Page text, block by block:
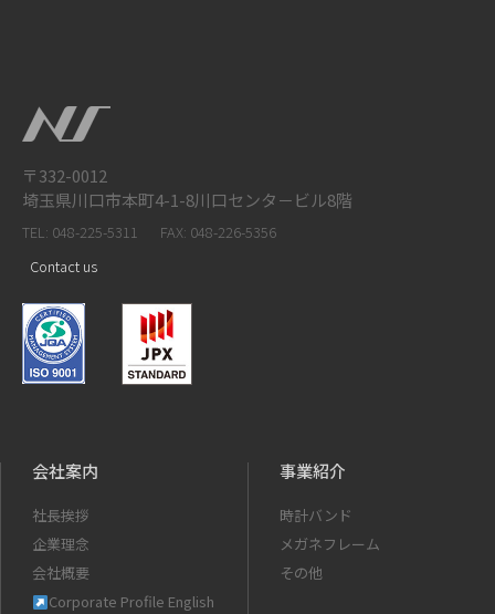
〒332-0012
埼玉県川口市本町4-1-8川口センタ－ビル8階
TEL: 048-225-5311
FAX: 048-226-5356
Contact us
会社案内
社長挨拶
企業理念
会社概要
Corporate Profile English
事業紹介
時計バンド
メガネフレーム
その他